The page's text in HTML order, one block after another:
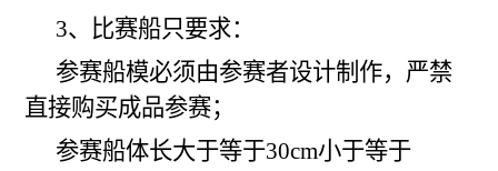
3、比赛船只要求：
参赛船模必须由参赛者设计制作，严禁
直接购买成品参赛；
参赛船体长大于等于30cm小于等于